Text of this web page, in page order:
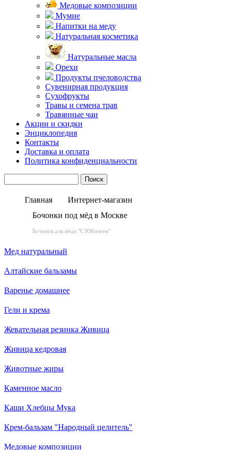
Медовые композиции
Мумие
Напитки на меду
Натуральная косметика
Натуральные масла
Орехи
Продукты пчеловодства
Сувенирная продукция
Сухофрукты
Травы и семена трав
Травянные чаи
Акции и скидки
Энциклопедия
Контакты
Доставка и оплата
Политика конфиденциальности
Главная
Интернет-магазин
Бочонки под мёд в Москве
Бочонок для мёда "С Юбилеем"
Мед натуральный
Алтайские бальзамы
Варенье домашнее
Гели и крема
Жевательная резинка Живица
Живица кедровая
Животные жиры
Каменное масло
Каши Хлебцы Мука
Крем-бальзам "Народный целитель"
Медовые композиции